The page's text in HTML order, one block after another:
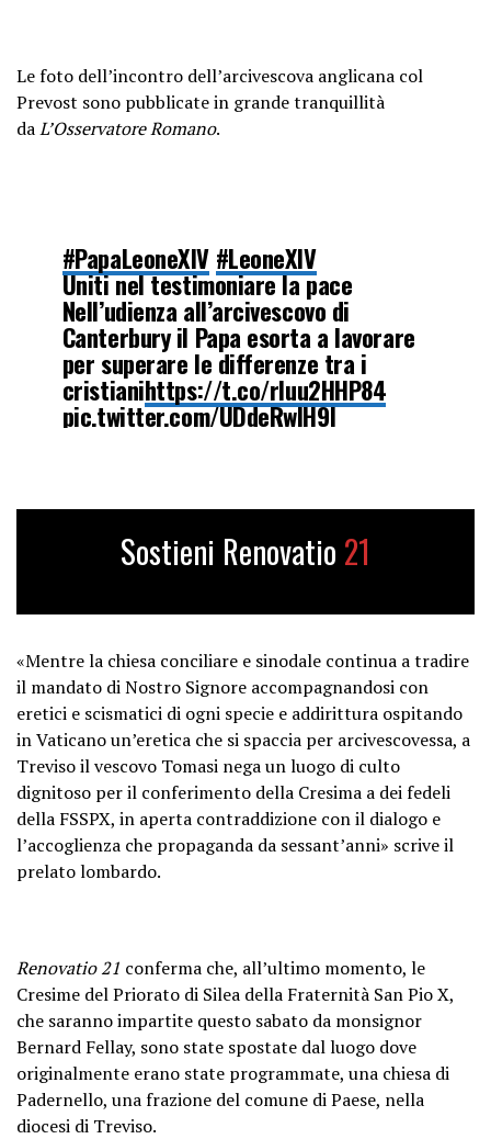
Le foto dell’incontro dell’arcivescova anglicana col
Prevost sono pubblicate in grande tranquillità
daL’Osservatore Romano.
#PapaLeoneXIV #LeoneXIV
Uniti nel testimoniare la pace
Nell’udienza all’arcivescovo di
Canterbury il Papa esorta a lavorare
per superare le differenze tra i
cristianihttps://t.co/rIuu2HHP84
pic.twitter.com/UDdeRwlH9I
(@oss_romano)April 27, 2026
Sostieni Renovatio 21
«Mentre la chiesa conciliare e sinodale continua a tradire
il mandato di Nostro Signore accompagnandosi con
eretici e scismatici di ogni specie e addirittura ospitando
in Vaticano un’eretica che si spaccia per arcivescovessa, a
Treviso il vescovo Tomasi nega un luogo di culto
dignitoso per il conferimento della Cresima a dei fedeli
della FSSPX, in aperta contraddizione con il dialogo e
l’accoglienza che propaganda da sessant’anni» scrive il
prelato lombardo.
Renovatio 21 conferma che, all’ultimo momento, le
Cresime del Priorato di Silea della Fraternità San Pio X,
che saranno impartite questo sabato da monsignor
Bernard Fellay, sono state spostate dal luogo dove
originalmente erano state programmate, una chiesa di
Padernello, una frazione del comune di Paese, nella
diocesi di Treviso.